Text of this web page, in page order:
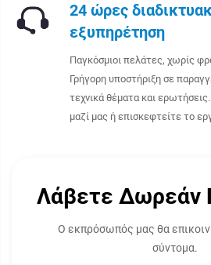
24 ώρες
εξυπηρέτηση
Παγκόσμιοι πελάτες, χωρίς
Γρήγορη υποστήριξη σε
τεχνικά θέματα και
μαζί μας ή επισκεφτείτε το
Λάβετε Δωρεάν
Ο εκπρόσωπός μας θα
σύντομα.